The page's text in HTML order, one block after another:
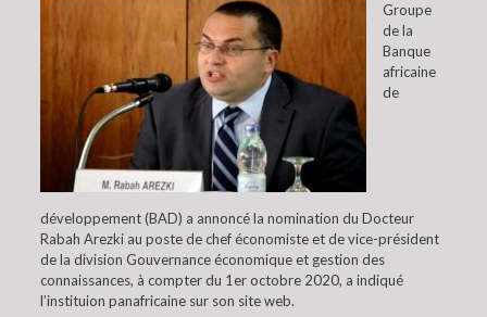
Groupe
de la
Banque
africaine
de
développement (BAD) a annoncé la nomination du Docteur
Rabah Arezki au poste de chef économiste et de vice-président
de la division Gouvernance économique et gestion des
connaissances, à compter du 1er octobre 2020, a indiqué
l’instituion panafricaine sur son site web.